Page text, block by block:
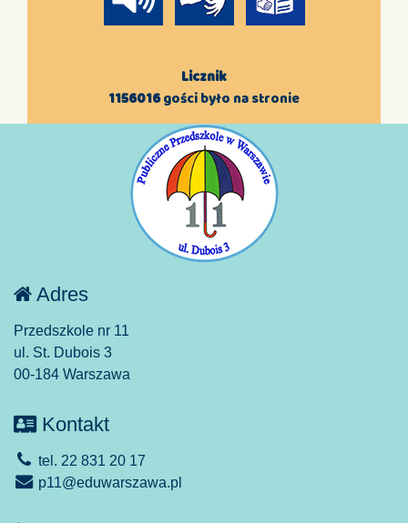
Licznik
1156016gości było na stronie
Adres
Przedszkole nr 11
ul. St. Dubois 3
00-184 Warszawa
Kontakt
tel. 22 831 20 17
p11@eduwarszawa.pl